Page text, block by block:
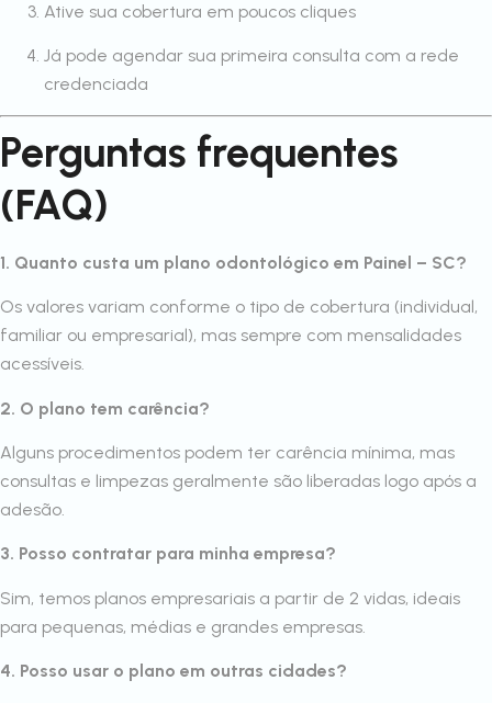
Ative sua cobertura em poucos cliques
Já pode agendar sua primeira consulta com a rede
credenciada
Perguntas frequentes
(FAQ)
1. Quanto custa um plano odontológico em Painel – SC?
Os valores variam conforme o tipo de cobertura (individual,
familiar ou empresarial), mas sempre com mensalidades
acessíveis.
2. O plano tem carência?
Alguns procedimentos podem ter carência mínima, mas
consultas e limpezas geralmente são liberadas logo após a
adesão.
3. Posso contratar para minha empresa?
Sim, temos planos empresariais a partir de 2 vidas, ideais
para pequenas, médias e grandes empresas.
4. Posso usar o plano em outras cidades?